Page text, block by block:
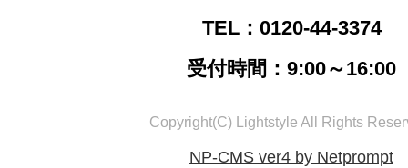
TEL：0120-44-3374
受付時間：9:00～16:00
Copyright(C) Lightstyle All Rights
NP-CMS ver4 by Netprompt